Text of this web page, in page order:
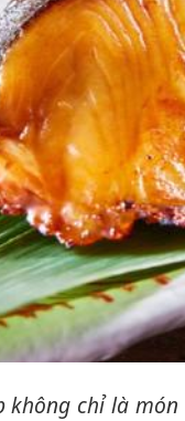
không chỉ là